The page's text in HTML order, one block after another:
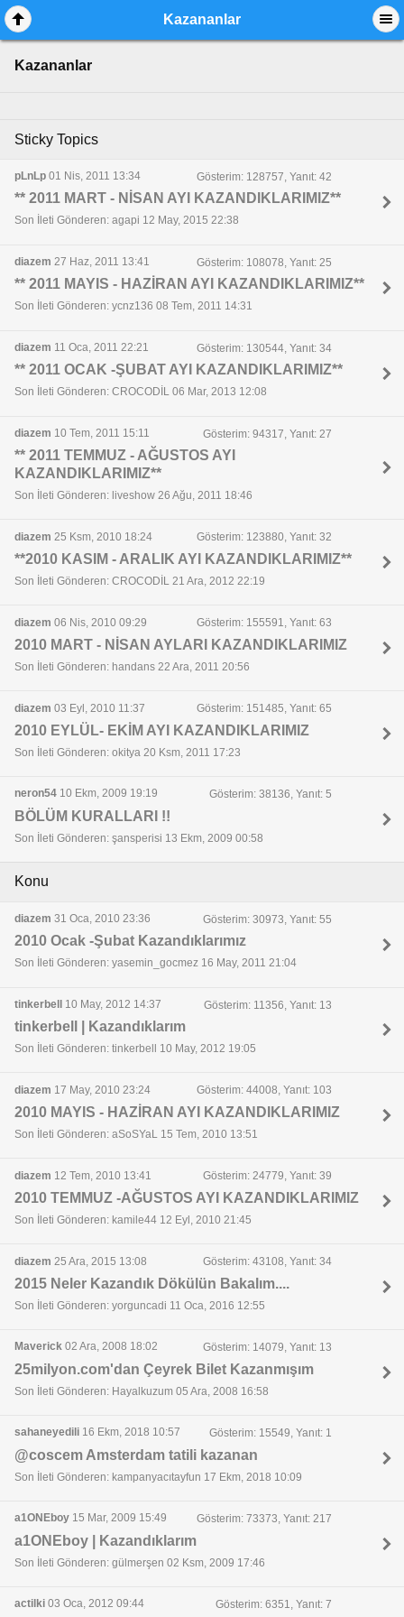
Kazananlar
Kazananlar
Sticky Topics
pLnLp 01 Nis, 2011 13:34 Gösterim: 128757, Yanıt: 42
** 2011 MART - NİSAN AYI KAZANDIKLARIMIZ**
Son İleti Gönderen: agapi 12 May, 2015 22:38
diazem 27 Haz, 2011 13:41 Gösterim: 108078, Yanıt: 25
** 2011 MAYIS - HAZİRAN AYI KAZANDIKLARIMIZ**
Son İleti Gönderen: ycnz136 08 Tem, 2011 14:31
diazem 11 Oca, 2011 22:21 Gösterim: 130544, Yanıt: 34
** 2011 OCAK -ŞUBAT AYI KAZANDIKLARIMIZ**
Son İleti Gönderen: CROCODİL 06 Mar, 2013 12:08
diazem 10 Tem, 2011 15:11 Gösterim: 94317, Yanıt: 27
** 2011 TEMMUZ - AĞUSTOS AYI
KAZANDIKLARIMIZ**
Son İleti Gönderen: liveshow 26 Ağu, 2011 18:46
diazem 25 Ksm, 2010 18:24 Gösterim: 123880, Yanıt: 32
**2010 KASIM - ARALIK AYI KAZANDIKLARIMIZ**
Son İleti Gönderen: CROCODİL 21 Ara, 2012 22:19
diazem 06 Nis, 2010 09:29 Gösterim: 155591, Yanıt: 63
2010 MART - NİSAN AYLARI KAZANDIKLARIMIZ
Son İleti Gönderen: handans 22 Ara, 2011 20:56
diazem 03 Eyl, 2010 11:37 Gösterim: 151485, Yanıt: 65
2010 EYLÜL- EKİM AYI KAZANDIKLARIMIZ
Son İleti Gönderen: okitya 20 Ksm, 2011 17:23
neron54 10 Ekm, 2009 19:19 Gösterim: 38136, Yanıt: 5
BÖLÜM KURALLARI !!
Son İleti Gönderen: şansperisi 13 Ekm, 2009 00:58
Konu
diazem 31 Oca, 2010 23:36 Gösterim: 30973, Yanıt: 55
2010 Ocak -Şubat Kazandıklarımız
Son İleti Gönderen: yasemin_gocmez 16 May, 2011 21:04
tinkerbell 10 May, 2012 14:37 Gösterim: 11356, Yanıt: 13
tinkerbell | Kazandıklarım
Son İleti Gönderen: tinkerbell 10 May, 2012 19:05
diazem 17 May, 2010 23:24 Gösterim: 44008, Yanıt: 103
2010 MAYIS - HAZİRAN AYI KAZANDIKLARIMIZ
Son İleti Gönderen: aSoSYaL 15 Tem, 2010 13:51
diazem 12 Tem, 2010 13:41 Gösterim: 24779, Yanıt: 39
2010 TEMMUZ -AĞUSTOS AYI KAZANDIKLARIMIZ
Son İleti Gönderen: kamile44 12 Eyl, 2010 21:45
diazem 25 Ara, 2015 13:08 Gösterim: 43108, Yanıt: 34
2015 Neler Kazandık Dökülün Bakalım....
Son İleti Gönderen: yorguncadi 11 Oca, 2016 12:55
Maverick 02 Ara, 2008 18:02 Gösterim: 14079, Yanıt: 13
25milyon.com'dan Çeyrek Bilet Kazanmışım
Son İleti Gönderen: Hayalkuzum 05 Ara, 2008 16:58
sahaneyedili 16 Ekm, 2018 10:57 Gösterim: 15549, Yanıt: 1
@coscem Amsterdam tatili kazanan
Son İleti Gönderen: kampanyacıtayfun 17 Ekm, 2018 10:09
a1ONEboy 15 Mar, 2009 15:49 Gösterim: 73373, Yanıt: 217
a1ONEboy | Kazandıklarım
Son İleti Gönderen: gülmerşen 02 Ksm, 2009 17:46
actilki 03 Oca, 2012 09:44 Gösterim: 6351, Yanıt: 7